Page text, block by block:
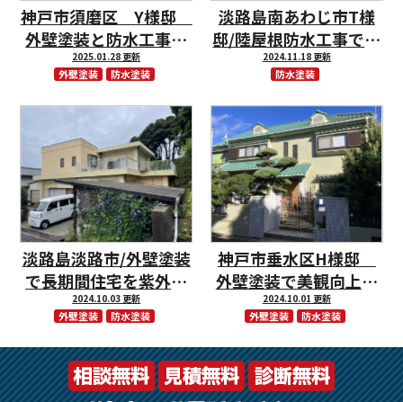
神戸市須磨区 Y様邸
外壁塗装と防水工事で
お住いの耐久性アッ
プ！
2025.01.28 更新
外壁塗装 防水塗装
淡路島南あわじ市T様
邸/陸屋根防水工事で屋
根を長持ち
2024.11.18 更新
防水塗装
淡路島淡路市/外壁塗装
で長期間住宅を紫外線
から守ってくれるお家
に仕上がりました！
2024.10.03 更新
外壁塗装 防水塗装
神戸市垂水区H様邸
外壁塗装で美観向上♪
お色も満足して頂きま
した！
2024.10.01 更新
外壁塗装 防水塗装